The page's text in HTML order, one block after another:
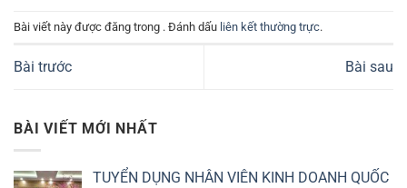
Bài viết này được đăng trong . Đánh dấu liên kết thường trực.
Bài trước Bài sau
BÀI VIẾT MỚI NHẤT
TUYỂN DỤNG NHÂN VIÊN KINH DOANH QUỐC